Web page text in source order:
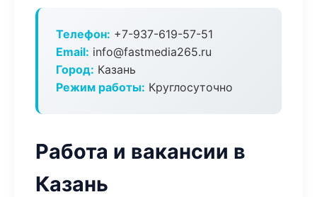
Телефон: +7-937-619-57-51
Email: info@fastmedia265.ru
Город: Казань
Режим работы: Круглосуточно
Работа и вакансии в
Казань